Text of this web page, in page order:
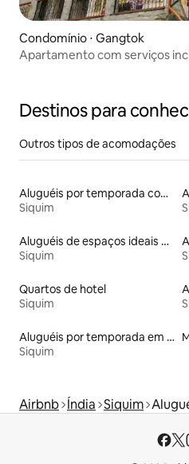
Condomínio ⋅ Gangtok
Apartamento com serviços
Destinos para
Outros tipos de acomodações
Aluguéis por temporada com café da manhã
Siquim
Aluguéis de espaços ideais para famílias
Siquim
Quartos de hotel
Siquim
Aluguéis por temporada em hotéis-fazenda
Siquim
Airbnb Índia Siquim